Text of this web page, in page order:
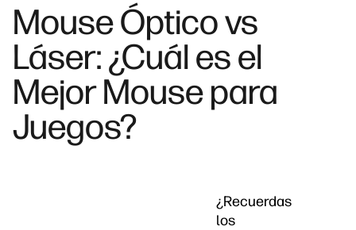
Mouse Óptico vs
Láser: ¿Cuál es el
Mejor Mouse para
Juegos?
¿Recuerdas
los